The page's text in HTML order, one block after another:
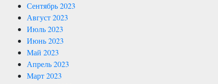
Сентябрь 2023
Август 2023
Июль 2023
Июнь 2023
Май 2023
Апрель 2023
Март 2023